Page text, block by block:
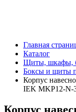
Главная
Каталог
Щиты, шкафы,
Боксы и щиты
Корпус
IEK MKP12-N-